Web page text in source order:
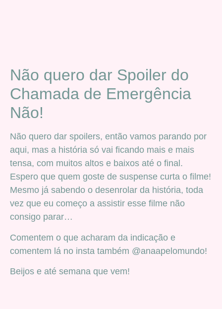
Não quero dar Spoiler do
Chamada de Emergência
Não!
Não quero dar spoilers, então vamos parando por
aqui, mas a história só vai ficando mais e mais
tensa, com muitos altos e baixos até o final.
Espero que quem goste de suspense curta o filme!
Mesmo já sabendo o desenrolar da história, toda
vez que eu começo a assistir esse filme não
consigo parar…
Comentem o que acharam da indicação e
comentem lá no insta também @anaapelomundo!
Beijos e até semana que vem!